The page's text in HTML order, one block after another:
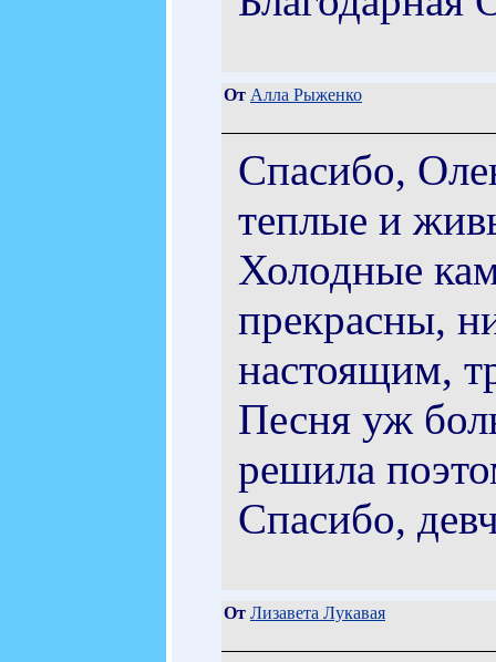
От Алла Рыженко
Спасибо,
теплые и
Холодные
прекрасны,
настоящим,
Песня уж
решила
Спасибо,
От Лизавета Лукавая